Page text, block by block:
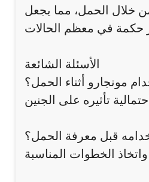
خلال الحمل، مما يجعل
الأسئلة الشائعة
مونجارو أثناء الحمل؟
قبل معرفة الحمل؟